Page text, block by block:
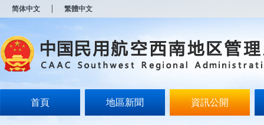
简体中文 繁體中文
首頁 地區新聞 資訊公開
开
无
障
说